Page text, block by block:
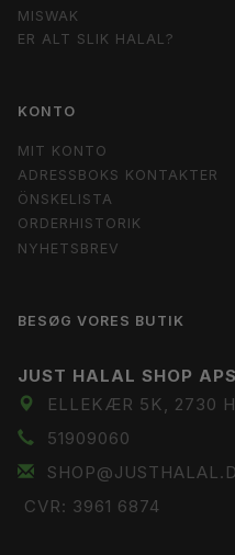
MISWAK
ER ALT SLIK HALAL?
KONTO
MIT KONTO
ADRESSBOKS KONTAKTER
ÖNSKELISTA
ORDERHISTORIK
NYHETSBREV
BESØG VORES BUTIK
JUST HALAL SHOP APS
ELLEKÆR 5K, 2730
51909060
CVR: 3961 6874